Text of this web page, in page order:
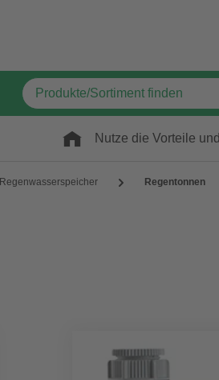
Nutze die Vorteile und
Regenwasserspeicher Regentonnen